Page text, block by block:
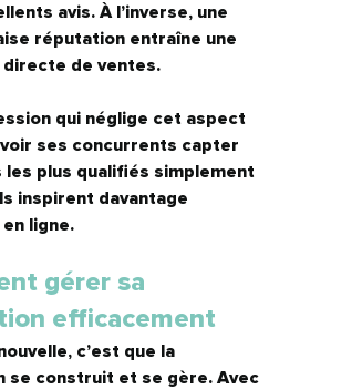
avis. À l’inverse, une
réputation entraîne une
de ventes.
qui néglige cet aspect
ses concurrents capter
les plus qualifiés simplement
inspirent davantage
ligne.
gérer sa
efficacement
c’est que la
se construit et se gère. Avec